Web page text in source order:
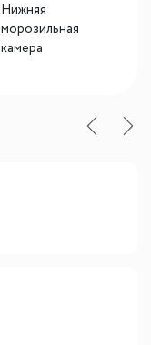
Нижняя
морозильная
камера